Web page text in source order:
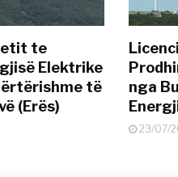
te
Elektrike
të
(Erës)
nga
23/07/